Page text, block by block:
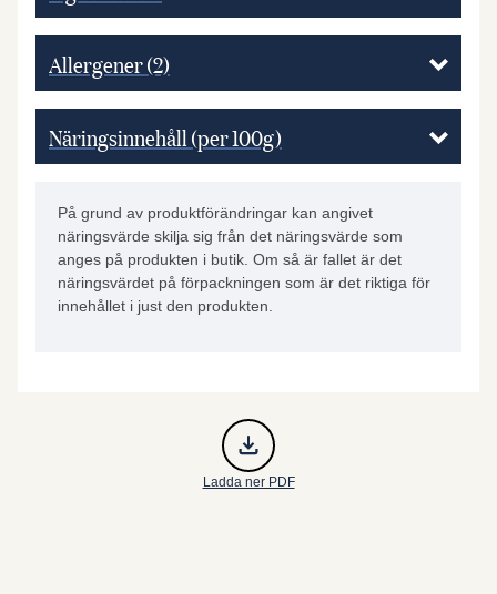
Allergener(2)
Näringsinnehåll (per 100g)
På grund av produktförändringar kan angivet
näringsvärde skilja sig från det näringsvärde som
anges på produkten i butik. Om så är fallet är det
näringsvärdet på förpackningen som är det riktiga för
innehållet i just den produkten.
Ladda ner PDF